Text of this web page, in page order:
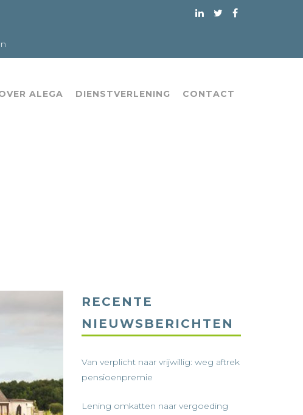
ALEGA DIENSTVERLENING CONTACT
RECENTE
NIEUWSBERICHTEN
Van verplicht naar vrijwillig: weg aftrek
pensioenpremie
Lening omkatten naar vergoeding